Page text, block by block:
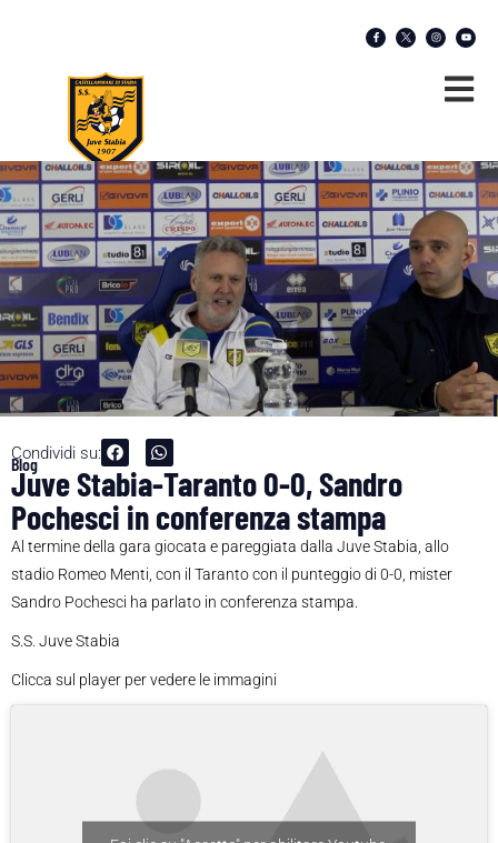
Condividi su:
Blog
Juve Stabia-Taranto 0-0, Sandro
Pochesci in conferenza stampa
Al termine della gara giocata e pareggiata dalla Juve Stabia, allo
stadio Romeo Menti, con il Taranto con il punteggio di 0-0, mister
Sandro Pochesci ha parlato in conferenza stampa.
S.S. Juve Stabia
Clicca sul player per vedere le immagini